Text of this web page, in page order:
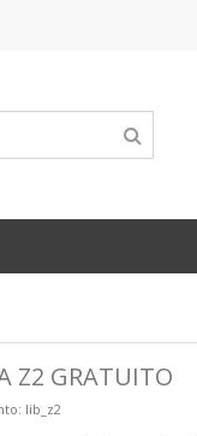
Z2 GRATUITO
lib_z2